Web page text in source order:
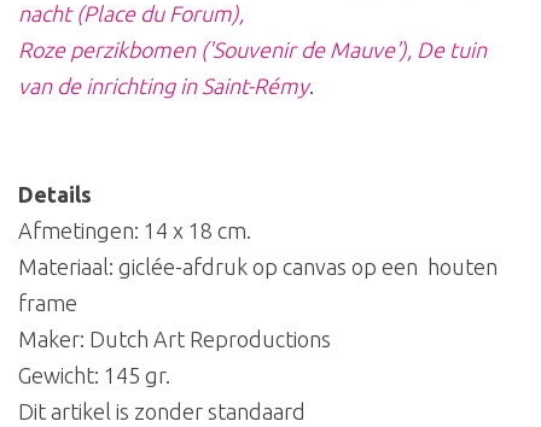
nacht (Place du Forum),
Roze perzikbomen ('Souvenir de Mauve'), De tuin
van de inrichting in Saint-Rémy.
Details
Afmetingen: 14 x 18 cm.
Materiaal: giclée-afdruk op canvas op een houten
frame
Maker: Dutch Art Reproductions
Gewicht: 145 gr.
Dit artikel is zonder standaard